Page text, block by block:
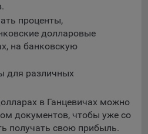
веб-аналитических
«Яндекс.Метрика»
на сервере Общества и не
часть из которых хранятся во
файлов cookie не позволяет
сайта, в том числе
страницы и принимать
проценты,
долларовые
на банковскую
для различных
в Ганцевичах можно
документов, чтобы уже со
получать свою прибыль.